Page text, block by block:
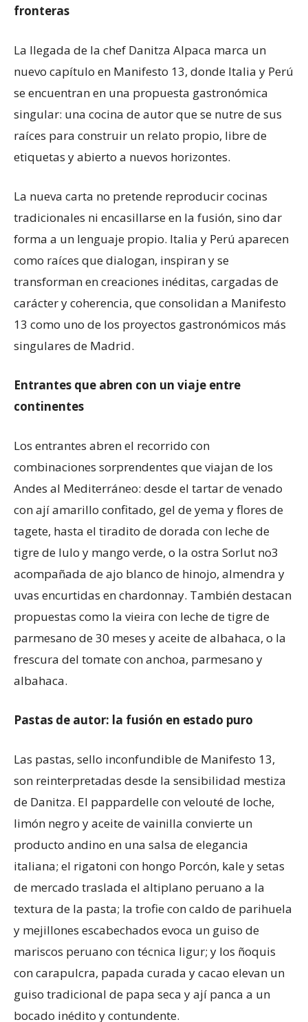
fronteras
La llegada de la chef Danitza Alpaca marca un
nuevo capítulo en Manifesto 13, donde Italia y Perú
se encuentran en una propuesta gastronómica
singular: una cocina de autor que se nutre de sus
raíces para construir un relato propio, libre de
etiquetas y abierto a nuevos horizontes.
La nueva carta no pretende reproducir cocinas
tradicionales ni encasillarse en la fusión, sino dar
forma a un lenguaje propio. Italia y Perú aparecen
como raíces que dialogan, inspiran y se
transforman en creaciones inéditas, cargadas de
carácter y coherencia, que consolidan a Manifesto
13 como uno de los proyectos gastronómicos más
singulares de Madrid.
Entrantes que abren con un viaje entre
continentes
Los entrantes abren el recorrido con
combinaciones sorprendentes que viajan de los
Andes al Mediterráneo: desde el tartar de venado
con ají amarillo confitado, gel de yema y flores de
tagete, hasta el tiradito de dorada con leche de
tigre de lulo y mango verde, o la ostra Sorlut no3
acompañada de ajo blanco de hinojo, almendra y
uvas encurtidas en chardonnay. También destacan
propuestas como la vieira con leche de tigre de
parmesano de 30 meses y aceite de albahaca, o la
frescura del tomate con anchoa, parmesano y
albahaca.
Pastas de autor: la fusión en estado puro
Las pastas, sello inconfundible de Manifesto 13,
son reinterpretadas desde la sensibilidad mestiza
de Danitza. El pappardelle con velouté de loche,
limón negro y aceite de vainilla convierte un
producto andino en una salsa de elegancia
italiana; el rigatoni con hongo Porcón, kale y setas
de mercado traslada el altiplano peruano a la
textura de la pasta; la trofie con caldo de parihuela
y mejillones escabechados evoca un guiso de
mariscos peruano con técnica ligur; y los ñoquis
con carapulcra, papada curada y cacao elevan un
guiso tradicional de papa seca y ají panca a un
bocado inédito y contundente.